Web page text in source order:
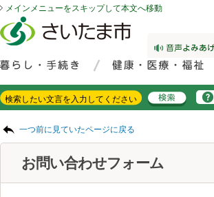
メインメニューをスキップして本文へ移動
一つ前に見ていたページに戻る
お問い合わせフォーム